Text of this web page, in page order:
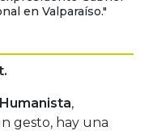
en Valparaíso."
,
gesto, hay una